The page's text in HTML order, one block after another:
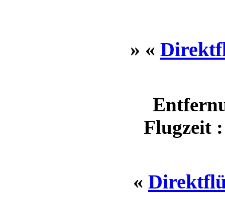
» «
Flugzeit
«